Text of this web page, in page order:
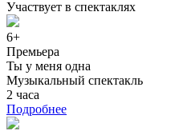
Участвует в спектаклях
6+
Премьера
Ты у меня одна
Музыкальный спектакль
2 часа
Подробнее